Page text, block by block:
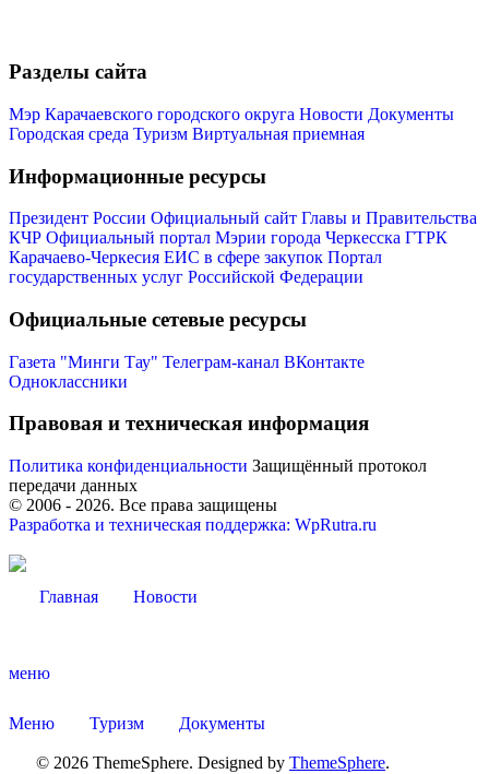
Разделы сайта
Мэр Карачаевского городского округа Новости Документы
Городская среда Туризм Виртуальная приемная
Информационные ресурсы
Президент России Официальный сайт Главы и Правительства
КЧР Официальный портал Мэрии города Черкесска ГТРК
Карачаево-Черкесия ЕИС в сфере закупок Портал
государственных услуг Российской Федерации
Официальные сетевые ресурсы
Газета "Минги Тау" Телеграм-канал ВКонтакте
Одноклассники
Правовая и техническая информация
Политика конфиденциальности Защищённый протокол
передачи данных
© 2006 - 2026. Все права защищены
Разработка и техническая поддержка: WpRutra.ru
Главная Новости
меню
Меню Туризм Документы
© 2026 ThemeSphere. Designed by ThemeSphere.
Администрация